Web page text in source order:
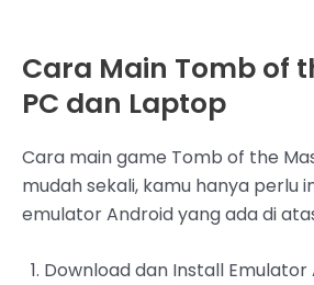
Cara Main Tomb of
PC dan Laptop
Cara main game Tomb of the
mudah sekali, kamu hanya perlu
emulator Android yang ada di
Download dan Install Emulator